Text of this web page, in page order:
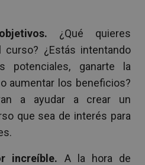
¿Qué quieres
¿Estás intentando
potenciales, ganarte la
aumentar los beneficios?
a ayudar a crear un
que sea de interés para
increíble. A la hora de